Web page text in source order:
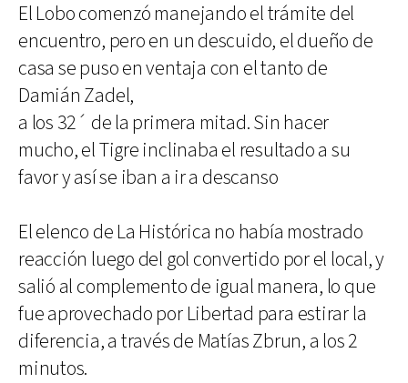
El Lobo comenzó manejando el trámite del
encuentro, pero en un descuido, el dueño de
casa se puso en ventaja con el tanto de
Damián Zadel,
a los 32´ de la primera mitad. Sin hacer
mucho, el Tigre inclinaba el resultado a su
favor y así se iban a ir a descanso
El elenco de La Histórica no había mostrado
reacción luego del gol convertido por el local, y
salió al complemento de igual manera, lo que
fue aprovechado por Libertad para estirar la
diferencia, a través de Matías Zbrun, a los 2
minutos.